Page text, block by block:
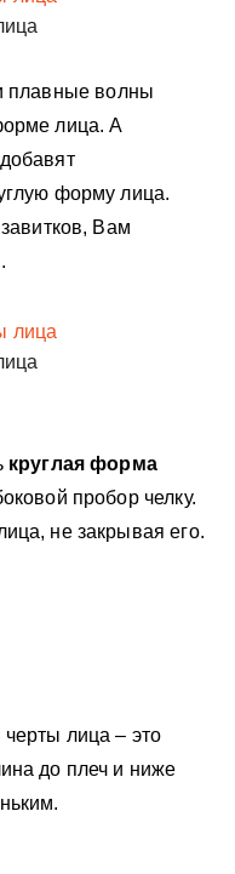
плавные волны
лица. А
форму лица.
Вам
круглая форма
пробор челку.
не закрывая его.
лица – это
до плеч и ниже